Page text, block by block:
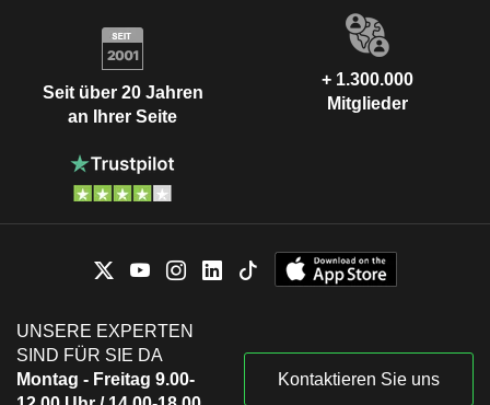
Seit über 20 Jahren
an Ihrer Seite
+ 1.300.000
Mitglieder
UNSERE EXPERTEN
SIND FÜR SIE DA
Montag - Freitag 9.00-
Kontaktieren Sie uns